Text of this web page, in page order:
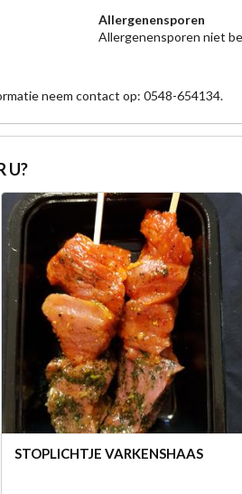
Allergenensporen
Allergenensporen niet
neem contact op: 0548-654134.
U?
STOPLICHTJE VARKENSHAAS